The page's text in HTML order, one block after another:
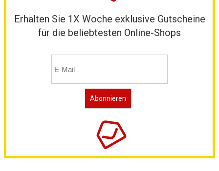
Erhalten Sie 1X Woche exklusive Gutscheine
für die beliebtesten Online-Shops